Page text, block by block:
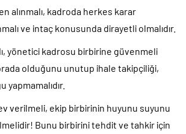
alınmalı, kadroda herkes karar
ve intaç konusunda dirayetli olmalıdır.
yönetici kadrosu birbirine güvenmeli
olduğunu unutup ihale takipçiliği,
verilmeli, ekip birbirinin huyunu suyunu
Bunu birbirini tehdit ve tahkir için